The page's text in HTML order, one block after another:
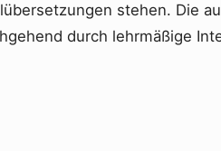
stehen. Die
durch lehrmäßige